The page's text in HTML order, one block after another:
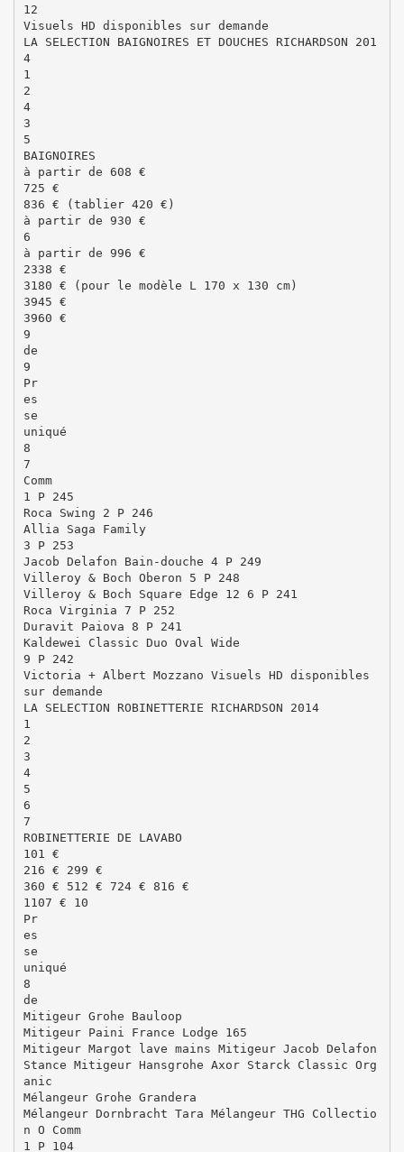
12
Visuels HD disponibles sur demande
LA SELECTION BAIGNOIRES ET DOUCHES RICHARDSON 201
4
1
2
4
3
5
BAIGNOIRES
à partir de 608 €
725 €
836 € (tablier 420 €)
à partir de 930 €
6
à partir de 996 €
2338 €
3180 € (pour le modèle L 170 x 130 cm)
3945 €
3960 €
9
de
9
Pr
es
se
uniqué
8
7
Comm
1 P 245
Roca Swing 2 P 246
Allia Saga Family
3 P 253
Jacob Delafon Bain-douche 4 P 249
Villeroy & Boch Oberon 5 P 248
Villeroy & Boch Square Edge 12 6 P 241
Roca Virginia 7 P 252
Duravit Paiova 8 P 241
Kaldewei Classic Duo Oval Wide
9 P 242
Victoria + Albert Mozzano Visuels HD disponibles
sur demande
LA SELECTION ROBINETTERIE RICHARDSON 2014
1
2
3
4
5
6
7
ROBINETTERIE DE LAVABO
101 €
216 € 299 €
360 € 512 € 724 € 816 €
1107 € 10
Pr
es
se
uniqué
8
de
Mitigeur Grohe Bauloop
Mitigeur Paini France Lodge 165
Mitigeur Margot lave mains Mitigeur Jacob Delafon
Stance Mitigeur Hansgrohe Axor Starck Classic Org
anic
Mélangeur Grohe Grandera
Mélangeur Dornbracht Tara Mélangeur THG Collectio
n O Comm
1 P 104